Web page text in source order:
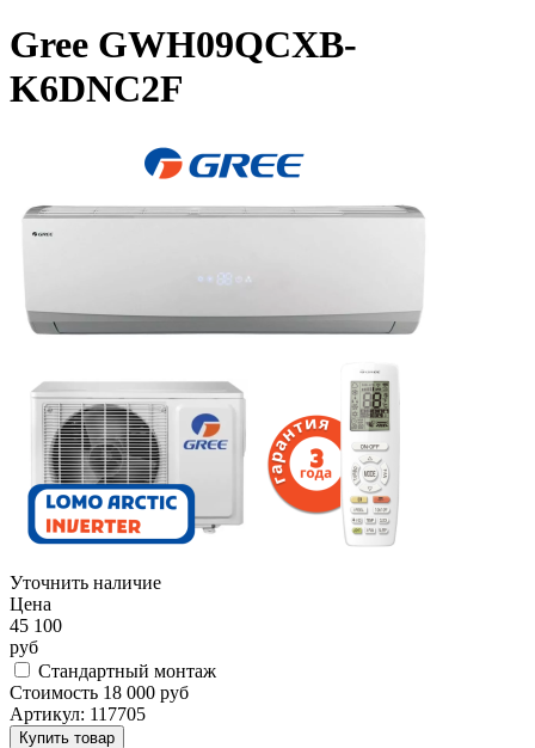
Gree GWH09QCXB-
K6DNC2F
Уточнить наличие
Цена
45 100
руб
Стандартный монтаж
Стоимость 18 000 руб
Артикул: 117705